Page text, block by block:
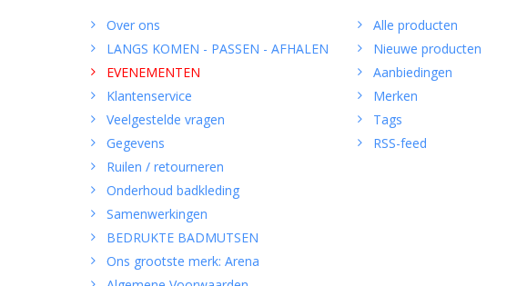
Over ons
LANGS KOMEN - PASSEN - AFHALEN
EVENEMENTEN
Klantenservice
Veelgestelde vragen
Gegevens
Ruilen / retourneren
Onderhoud badkleding
Samenwerkingen
BEDRUKTE BADMUTSEN
Ons grootste merk: Arena
Alle producten
Nieuwe producten
Aanbiedingen
Merken
Tags
RSS-feed